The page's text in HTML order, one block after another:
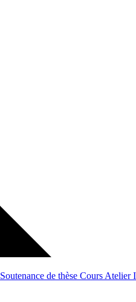
Soutenance de thèse Cours Atelier